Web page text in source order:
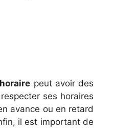
peut avoir des
ses horaires
avance ou en retard
il est important de